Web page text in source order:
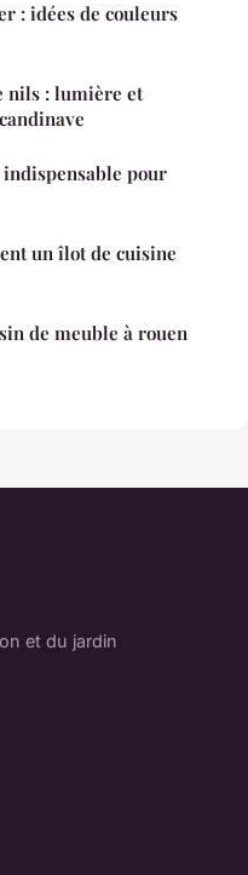
: idées de couleurs
nils : lumière et
pour
un îlot de cuisine
de meuble à rouen
et du jardin